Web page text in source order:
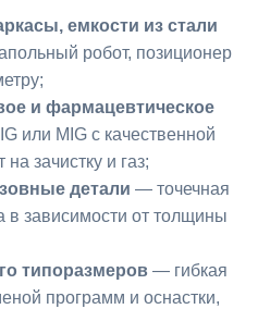
емкости из стали
робот, позиционер
и фармацевтическое
или MIG с качественной
зачистку и газ;
детали — точечная
в зависимости от толщины
типоразмеров — гибкая
программ и оснастки,